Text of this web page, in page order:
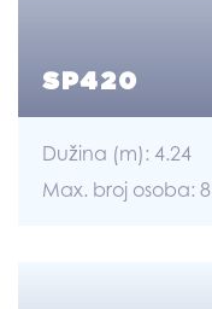
SP420
Dužina (m): 4.24
Max. broj osoba: 8